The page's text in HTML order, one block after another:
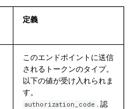
定義
このエンドポイントに送信
されるトークンのタイプ。
以下の値が受け入れられま
す。
authorization_code . 認